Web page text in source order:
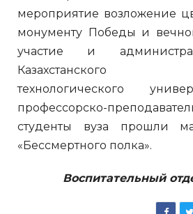
мероприятие возложение
монументу Победы и
участие и
Казахстанского
технологического
профессорско-
студенты вуза прошли
«Бессмертного полка».
Воспитательный